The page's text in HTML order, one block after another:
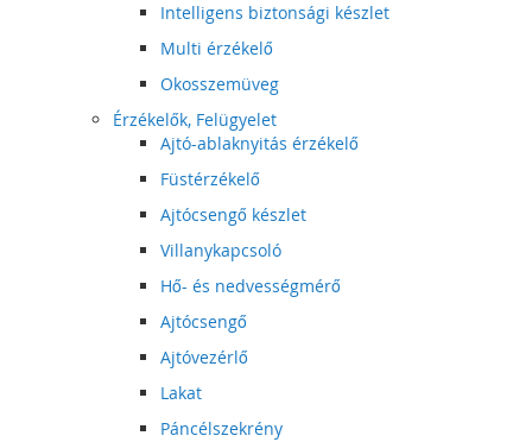
Intelligens biztonsági készlet
Multi érzékelő
Okosszemüveg
Érzékelők, Felügyelet
Ajtó-ablaknyitás érzékelő
Füstérzékelő
Ajtócsengő készlet
Villanykapcsoló
Hő- és nedvességmérő
Ajtócsengő
Ajtóvezérlő
Lakat
Páncélszekrény